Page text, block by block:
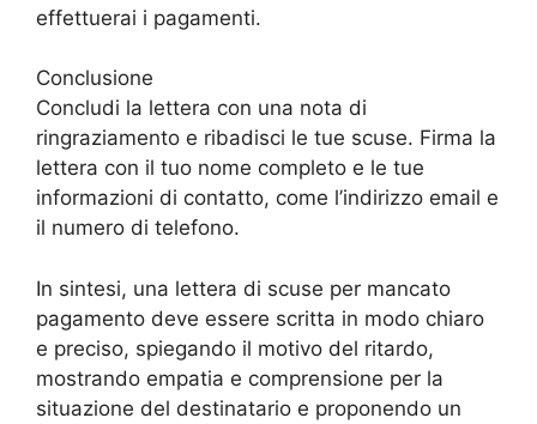
effettuerai i pagamenti.
Conclusione
Concludi la lettera con una nota di
ringraziamento e ribadisci le tue scuse. Firma la
lettera con il tuo nome completo e le tue
informazioni di contatto, come l’indirizzo email e
il numero di telefono.
In sintesi, una lettera di scuse per mancato
pagamento deve essere scritta in modo chiaro
e preciso, spiegando il motivo del ritardo,
mostrando empatia e comprensione per la
situazione del destinatario e proponendo un